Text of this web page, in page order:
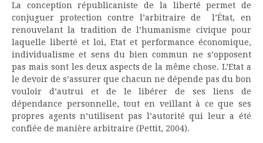
La conception républicaniste de la liberté permet de
conjuguer protection contre l’arbitraire de l’État, en
renouvelant la tradition de l’humanisme civique pour
laquelle liberté et loi, Etat et performance économique,
individualisme et sens du bien commun ne s’opposent
pas mais sont les deux aspects de la même chose. L’Etat a
le devoir de s’assurer que chacun ne dépende pas du bon
vouloir d’autrui et de le libérer de ses liens de
dépendance personnelle, tout en veillant à ce que ses
propres agents n’utilisent pas l’autorité qui leur a été
confiée de manière arbitraire (Pettit, 2004).